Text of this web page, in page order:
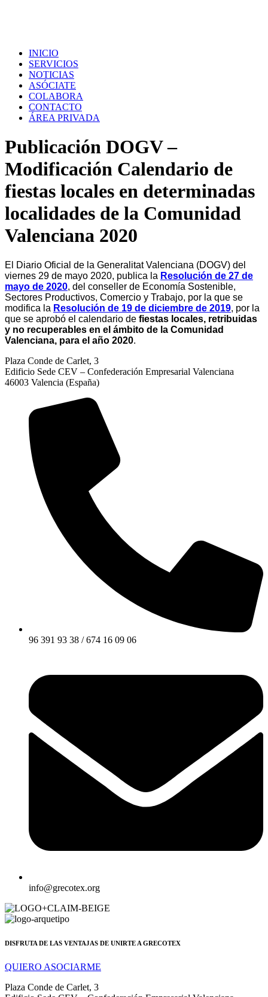
INICIO
SERVICIOS
NOTICIAS
ASÓCIATE
COLABORA
CONTACTO
ÁREA PRIVADA
Publicación DOGV –
Modificación Calendario de
fiestas locales en determinadas
localidades de la Comunidad
Valenciana 2020
El Diario Oficial de la Generalitat Valenciana (DOGV) del
viernes 29 de mayo 2020, publica la Resolución de 27 de
mayo de 2020, del conseller de Economía Sostenible,
Sectores Productivos, Comercio y Trabajo, por la que se
modifica la Resolución de 19 de diciembre de 2019, por la
que se aprobó el calendario de fiestas locales, retribuidas
y no recuperables en el ámbito de la Comunidad
Valenciana, para el año 2020.
Plaza Conde de Carlet, 3
Edificio Sede CEV – Confederación Empresarial Valenciana
46003 Valencia (España)
96 391 93 38 / 674 16 09 06
info@grecotex.org
DISFRUTA DE LAS VENTAJAS DE UNIRTE A GRECOTEX
QUIERO ASOCIARME
Plaza Conde de Carlet, 3